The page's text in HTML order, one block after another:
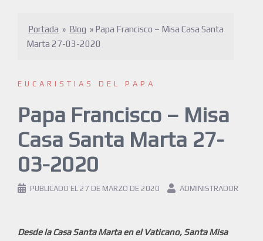
Portada » Blog » Papa Francisco – Misa Casa Santa
Marta 27-03-2020
EUCARISTIAS DEL PAPA
Papa Francisco – Misa
Casa Santa Marta 27-
03-2020
PUBLICADO EL 27 DE MARZO DE 2020 ADMINISTRADOR
Desde la Casa Santa Marta en el Vaticano, Santa Misa